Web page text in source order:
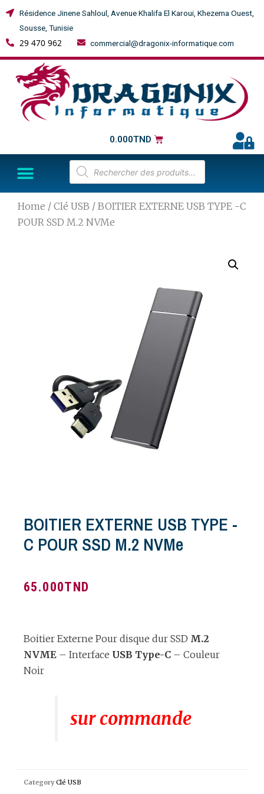
Résidence Jinene Sahloul, Avenue Khalifa El Karoui, Khezema Ouest,
Sousse, Tunisie
29 470 962 commercial@dragonix-informatique.com
0.000TND
Home / Clé USB / BOITIER EXTERNE USB TYPE -C
POUR SSD M.2 NVMe
BOITIER EXTERNE USB TYPE -
C POUR SSD M.2 NVMe
65.000TND
Boitier Externe Pour disque dur SSD M.2
NVME – Interface USB Type-C – Couleur
Noir
sur commande
Category Clé USB